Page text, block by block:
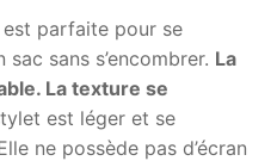
parfaite pour se
sans s’encombrer. La
La texture se
est léger et se
ne possède pas d’écran